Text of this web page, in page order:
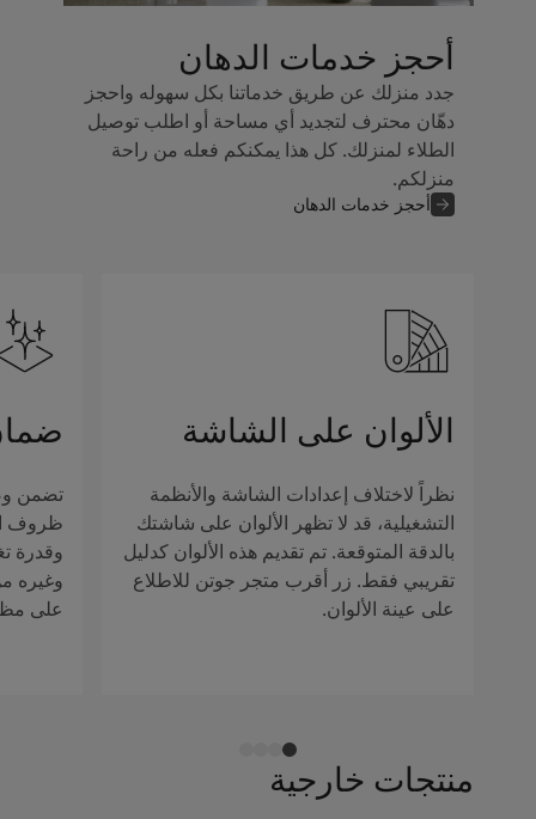
أحجز خدمات الدهان
جدد منزلك عن طريق خدماتنا بكل سهوله واحجز
دهّان محترف لتجديد أي مساحة أو اطلب توصيل
الطلاء لمنزلك. كل هذا يمكنكم فعله من راحة
منزلكم.
أحجز خدمات الدهان
الألوان على الشاشة
نظراً لاختلاف إعدادات الشاشة والأنظمة
التشغيلية، قد لا تظهر الألوان على شاشتك
بالدقة المتوقعة. تم تقديم هذه الألوان كدليل
تقريبي فقط. زر أقرب متجر جوتن للاطلاع
على عينة الألوان.
تضمن
ظروف
وقدرة
وغيره
على
منتجات خارجية